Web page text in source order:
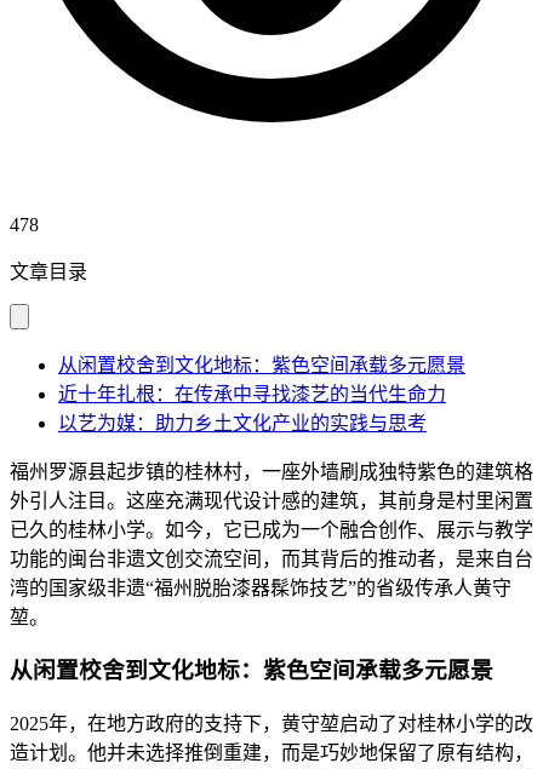
478
文章目录
从闲置校舍到文化地标：紫色空间承载多元愿景
近十年扎根：在传承中寻找漆艺的当代生命力
以艺为媒：助力乡土文化产业的实践与思考
福州罗源县起步镇的桂林村，一座外墙刷成独特紫色的建筑格
外引人注目。这座充满现代设计感的建筑，其前身是村里闲置
已久的桂林小学。如今，它已成为一个融合创作、展示与教学
功能的闽台非遗文创交流空间，而其背后的推动者，是来自台
湾的国家级非遗“福州脱胎漆器髹饰技艺”的省级传承人黄守
堃。
从闲置校舍到文化地标：紫色空间承载多元愿景
2025年，在地方政府的支持下，黄守堃启动了对桂林小学的改
造计划。他并未选择推倒重建，而是巧妙地保留了原有结构，